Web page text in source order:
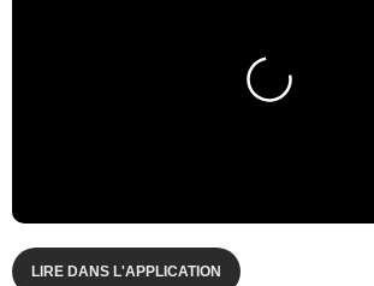
LIRE DANS L'APPLICATION